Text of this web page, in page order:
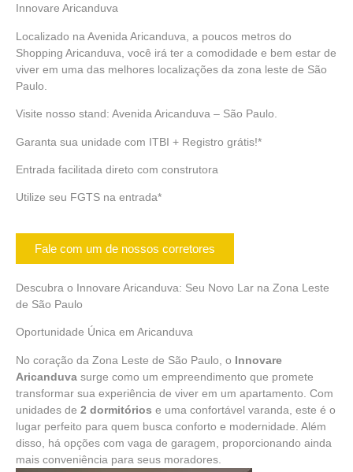
Innovare Aricanduva
Localizado na Avenida Aricanduva, a poucos metros do
Shopping Aricanduva, você irá ter a comodidade e bem estar de
viver em uma das melhores localizações da zona leste de São
Paulo.
Visite nosso stand: Avenida Aricanduva – São Paulo.
Garanta sua unidade com ITBI + Registro grátis!*
Entrada facilitada direto com construtora
Utilize seu FGTS na entrada*
Fale com um de nossos corretores
Descubra o Innovare Aricanduva: Seu Novo Lar na Zona Leste
de São Paulo
Oportunidade Única em Aricanduva
No coração da Zona Leste de São Paulo, o Innovare
Aricanduva surge como um empreendimento que promete
transformar sua experiência de viver em um apartamento. Com
unidades de 2 dormitórios e uma confortável varanda, este é o
lugar perfeito para quem busca conforto e modernidade. Além
disso, há opções com vaga de garagem, proporcionando ainda
mais conveniência para seus moradores.